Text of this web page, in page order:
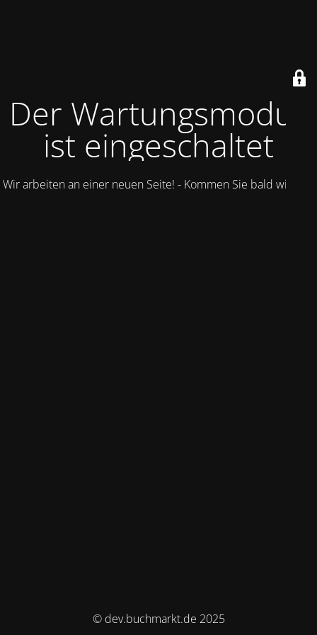
Der Wartungsmodus
ist eingeschaltet
Wir arbeiten an einer neuen Seite! - Kommen Sie bald wieder.
© dev.buchmarkt.de 2025